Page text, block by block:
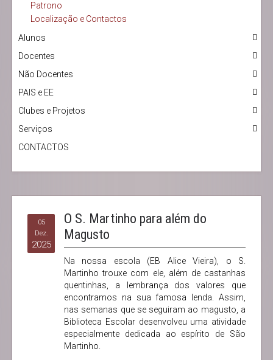
Patrono
Localização e Contactos
Alunos
Docentes
Não Docentes
PAIS e EE
Clubes e Projetos
Serviços
CONTACTOS
05
Dez.
2025
O S. Martinho para além do
Magusto
Na nossa escola (EB Alice Vieira), o S.
Martinho trouxe com ele, além de castanhas
quentinhas, a lembrança dos valores que
encontramos na sua famosa lenda. Assim,
nas semanas que se seguiram ao magusto, a
Biblioteca Escolar desenvolveu uma atividade
especialmente dedicada ao espírito de São
Martinho.